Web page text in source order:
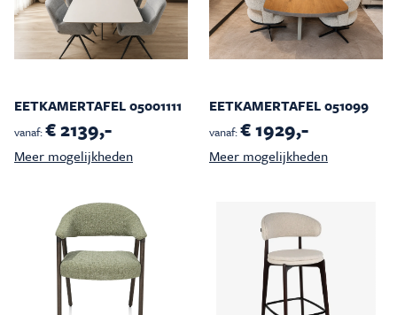
EETKAMERTAFEL 05001111
vanaf:€ 2139,-
Meer mogelijkheden
EETKAMERTAFEL 051099
vanaf:€ 1929,-
Meer mogelijkheden